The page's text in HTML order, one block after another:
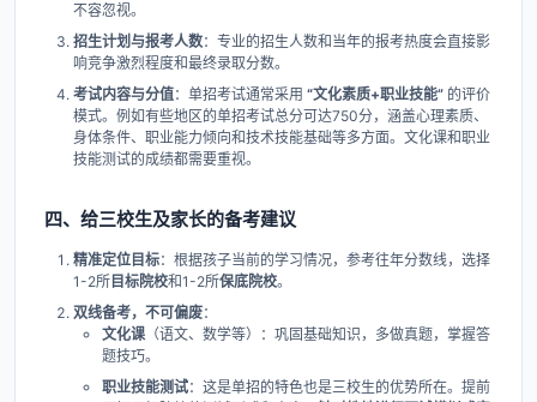
不容忽视。
招生计划与报考人数​：专业的招生人数和当年的报考热度会直接影
响竞争激烈程度和最终录取分数。
考试内容与分值​：单招考试通常采用 ​ ​“文化素质+职业技能”​ ​ 的评价
模式。例如有些地区的单招考试总分可达750分，涵盖心理素质、
身体条件、职业能力倾向和技术技能基础等多方面。文化课和职业
技能测试的成绩都需要重视。
四、给三校生及家长的备考建议
精准定位目标​：根据孩子当前的学习情况，参考往年分数线，选择
1-2所 目标院校和1-2所保底院校。
双线备考，不可偏废​：
文化课 ​（语文、数学等）：巩固基础知识，多做真题，掌握答
题技巧。
职业技能测试​：这是单招的特色也是三校生的优势所在。提前